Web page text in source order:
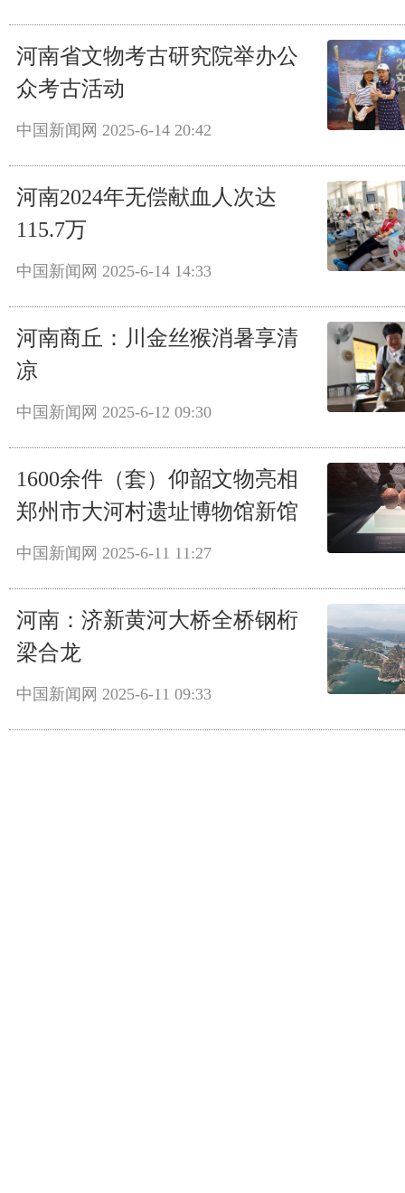
河南省文物考古研究院举办公
众考古活动
中国新闻网 2025-6-14 20:42
河南2024年无偿献血人次达
115.7万
中国新闻网 2025-6-14 14:33
河南商丘：川金丝猴消暑享清
凉
中国新闻网 2025-6-12 09:30
1600余件（套）仰韶文物亮相
郑州市大河村遗址博物馆新馆
中国新闻网 2025-6-11 11:27
河南：济新黄河大桥全桥钢桁
梁合龙
中国新闻网 2025-6-11 09:33